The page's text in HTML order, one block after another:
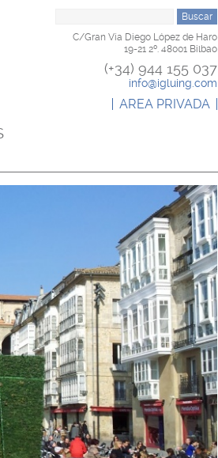
C/Gran Vía Diego López de Haro
19-21 2º. 48001 Bilbao
(+34) 944 155 037
info@igluing.com
AREA PRIVADA